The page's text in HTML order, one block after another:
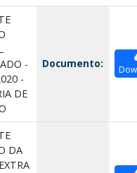
-
-
DE
Documento:
DA